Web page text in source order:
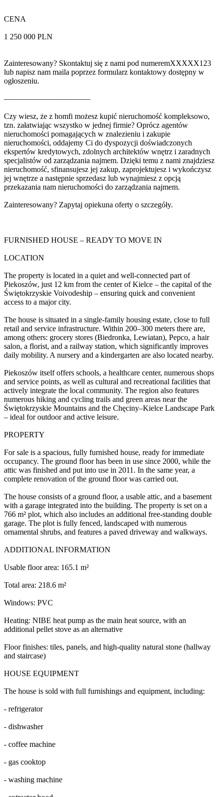
CENA
1 250 000 PLN
Zainteresowany? Skontaktuj się z nami pod numeremXXXXX123
lub napisz nam maila poprzez formularz kontaktowy dostępny w
ogłoszeniu.
———————————
Czy wiesz, że z homfi możesz kupić nieruchomość kompleksowo,
tzn. załatwiając wszystko w jednej firmie? Oprócz agentów
nieruchomości pomagających w znalezieniu i zakupie
nieruchomości, oddajemy Ci do dyspozycji doświadczonych
ekspertów kredytowych, zdolnych architektów wnętrz i zaradnych
specjalistów od zarządzania najmem. Dzięki temu z nami znajdziesz
nieruchomość, sfinansujesz jej zakup, zaprojektujesz i wykończysz
jej wnętrze a następnie sprzedasz lub wynajmiesz z opcją
przekazania nam nieruchomości do zarządzania najmem.
Zainteresowany? Zapytaj opiekuna oferty o szczegóły.
FURNISHED HOUSE – READY TO MOVE IN
LOCATION
The property is located in a quiet and well-connected part of
Piekoszów, just 12 km from the center of Kielce – the capital of the
Świętokrzyskie Voivodeship – ensuring quick and convenient
access to a major city.
The house is situated in a single-family housing estate, close to full
retail and service infrastructure. Within 200–300 meters there are,
among others: grocery stores (Biedronka, Lewiatan), Pepco, a hair
salon, a florist, and a railway station, which significantly improves
daily mobility. A nursery and a kindergarten are also located nearby.
Piekoszów itself offers schools, a healthcare center, numerous shops
and service points, as well as cultural and recreational facilities that
actively integrate the local community. The region also features
numerous hiking and cycling trails and green areas near the
Świętokrzyskie Mountains and the Chęciny–Kielce Landscape Park
– ideal for outdoor and active leisure.
PROPERTY
For sale is a spacious, fully furnished house, ready for immediate
occupancy. The ground floor has been in use since 2000, while the
attic was finished and put into use in 2011. In the same year, a
complete renovation of the ground floor was carried out.
The house consists of a ground floor, a usable attic, and a basement
with a garage integrated into the building. The property is set on a
766 m² plot, which also includes an additional free-standing double
garage. The plot is fully fenced, landscaped with numerous
ornamental shrubs, and features a paved driveway and walkways.
ADDITIONAL INFORMATION
Usable floor area: 165.1 m²
Total area: 218.6 m²
Windows: PVC
Heating: NIBE heat pump as the main heat source, with an
additional pellet stove as an alternative
Floor finishes: tiles, panels, and high-quality natural stone (hallway
and staircase)
HOUSE EQUIPMENT
The house is sold with full furnishings and equipment, including:
- refrigerator
- dishwasher
- coffee machine
- gas cooktop
- washing machine